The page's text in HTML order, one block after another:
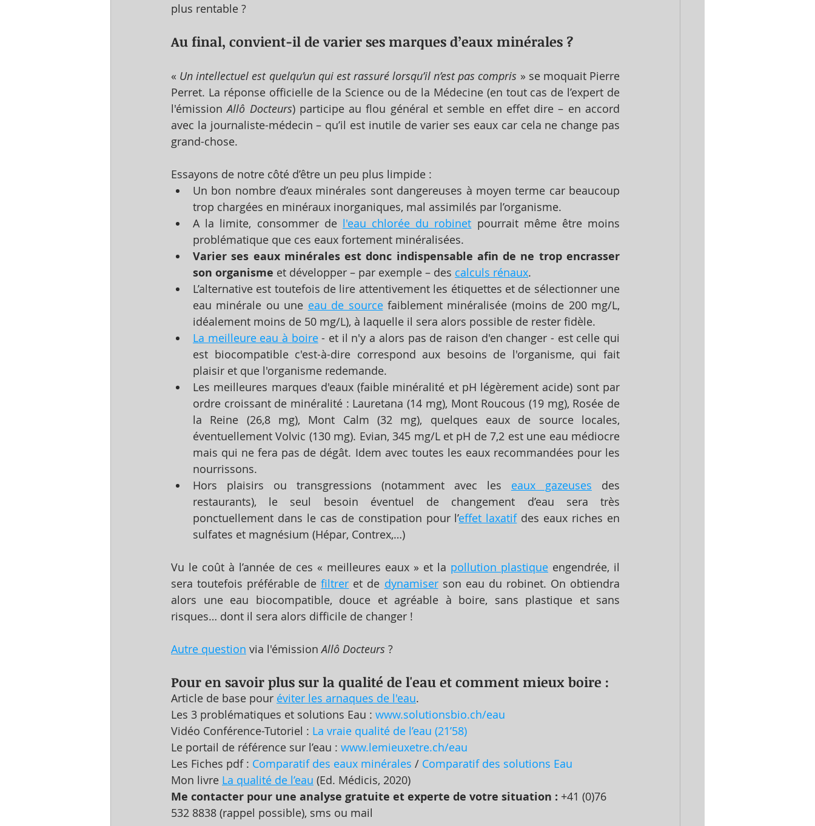
plus rentable ?
Au final, convient-il de varier ses marques d’eaux minérales ?
« Un intellectuel est quelqu’un qui est rassuré lorsqu’il n’est pas compris » se moquait Pierre
Perret. La réponse officielle de la Science ou de la Médecine (en tout cas de l’expert de
l'émission Allô Docteurs) participe au flou général et semble en effet dire – en accord
avec la journaliste-médecin – qu’il est inutile de varier ses eaux car cela ne change pas
grand-chose.
Essayons de notre côté d’être un peu plus limpide :
Un bon nombre d’eaux minérales sont dangereuses à moyen terme car beaucoup
trop chargées en minéraux inorganiques, mal assimilés par l’organisme.
A la limite, consommer de l'eau chlorée du robinet pourrait même être moins
problématique que ces eaux fortement minéralisées.
Varier ses eaux minérales est donc indispensable afin de ne trop encrasser
son organisme et développer – par exemple – des calculs rénaux.
L’alternative est toutefois de lire attentivement les étiquettes et de sélectionner une
eau minérale ou une eau de source faiblement minéralisée (moins de 200 mg/L,
idéalement moins de 50 mg/L), à laquelle il sera alors possible de rester fidèle.
La meilleure eau à boire - et il n'y a alors pas de raison d'en changer - est celle qui
est biocompatible c'est-à-dire correspond aux besoins de l'organisme, qui fait
plaisir et que l'organisme redemande.
Les meilleures marques d'eaux (faible minéralité et pH légèrement acide) sont par
ordre croissant de minéralité : Lauretana (14 mg), Mont Roucous (19 mg), Rosée de
la Reine (26,8 mg), Mont Calm (32 mg), quelques eaux de source locales,
éventuellement Volvic (130 mg). Evian, 345 mg/L et pH de 7,2 est une eau médiocre
mais qui ne fera pas de dégât. Idem avec toutes les eaux recommandées pour les
nourrissons.
Hors plaisirs ou transgressions (notamment avec les eaux gazeuses des
restaurants), le seul besoin éventuel de changement d’eau sera très
ponctuellement dans le cas de constipation pour l’effet laxatif des eaux riches en
sulfates et magnésium (Hépar, Contrex,…)
Vu le coût à l’année de ces « meilleures eaux » et la pollution plastique engendrée, il
sera toutefois préférable de filtrer et de dynamiser son eau du robinet. On obtiendra
alors une eau biocompatible, douce et agréable à boire, sans plastique et sans
risques… dont il sera alors difficile de changer !
Autre question via l'émission Allô Docteurs ?
Pour en savoir plus sur la qualité de l'eau et comment mieux boire :
Article de base pour éviter les arnaques de l'eau.
Les 3 problématiques et solutions Eau : www.solutionsbio.ch/eau
Vidéo Conférence-Tutoriel : La vraie qualité de l’eau (21’58)
Le portail de référence sur l’eau : www.lemieuxetre.ch/eau
Les Fiches pdf : Comparatif des eaux minérales / Comparatif des solutions Eau
Mon livre La qualité de l’eau (Ed. Médicis, 2020)
Me contacter pour une analyse gratuite et experte de votre situation : +41 (0)76
532 8838 (rappel possible), sms ou mail